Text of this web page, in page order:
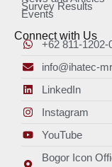
Survey Results
Events
Connect with Us
+62 811-1202-
info@ihatec-
LinkedIn
Instagram
YouTube
Bogor Icon